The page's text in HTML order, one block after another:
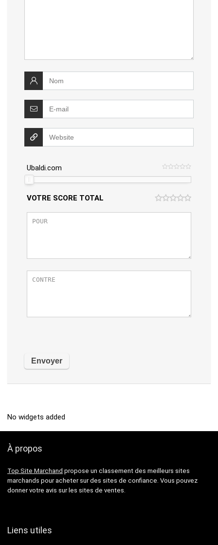
Ubaldi.com
VOTRE SCORE TOTAL
No widgets added
À propos
Top Site Marchand propose un classement des meilleurs sites
marchands pour acheter sur des sites de confiance. Vous pouvez
donner votre avis sur les sites de ventes.
Liens utiles